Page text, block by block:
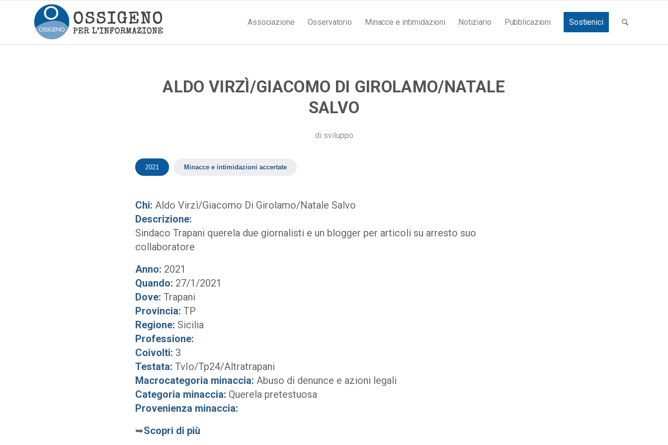
Associazione Osservatorio Minacce e intimidazioni Notiziario Pubblicazioni Sostienici
ALDO VIRZÌ/GIACOMO DI GIROLAMO/NATALE
SALVO
di sviluppo
2021 Minacce e intimidazioni accertate
Chi: Aldo Virzì/Giacomo Di Girolamo/Natale Salvo
Descrizione:
Sindaco Trapani querela due giornalisti e un blogger per articoli su arresto suo
collaboratore
Anno: 2021
Quando: 27/1/2021
Dove: Trapani
Provincia: TP
Regione: Sicilia
Professione:
Coivolti: 3
Testata: TvIo/Tp24/Altratrapani
Macrocategoria minaccia: Abuso di denunce e azioni legali
Categoria minaccia: Querela pretestuosa
Provenienza minaccia:
➥Scopri di più